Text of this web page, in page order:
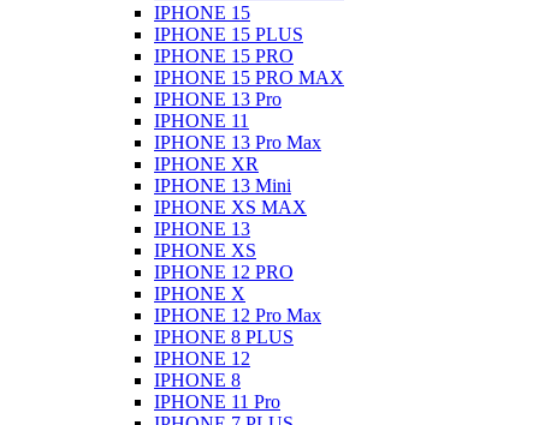
IPHONE 15
IPHONE 15 PLUS
IPHONE 15 PRO
IPHONE 15 PRO MAX
IPHONE 13 Pro
IPHONE 11
IPHONE 13 Pro Max
IPHONE XR
IPHONE 13 Mini
IPHONE XS MAX
IPHONE 13
IPHONE XS
IPHONE 12 PRO
IPHONE X
IPHONE 12 Pro Max
IPHONE 8 PLUS
IPHONE 12
IPHONE 8
IPHONE 11 Pro